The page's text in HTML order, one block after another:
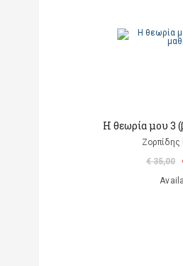
Η θεωρία μου 3
Ζορπίδης
€ 35,00